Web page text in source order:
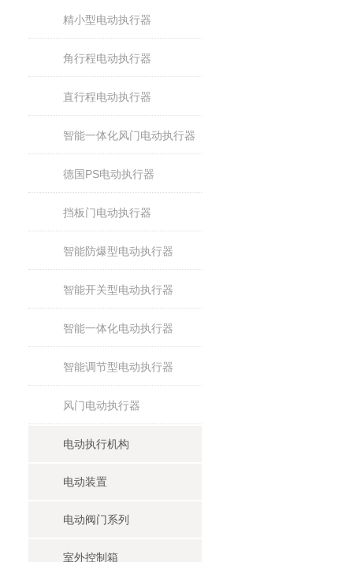
精小型电动执行器
角行程电动执行器
直行程电动执行器
智能一体化风门电动执行器
德国PS电动执行器
挡板门电动执行器
智能防爆型电动执行器
智能开关型电动执行器
智能一体化电动执行器
智能调节型电动执行器
风门电动执行器
电动执行机构
电动装置
电动阀门系列
室外控制箱